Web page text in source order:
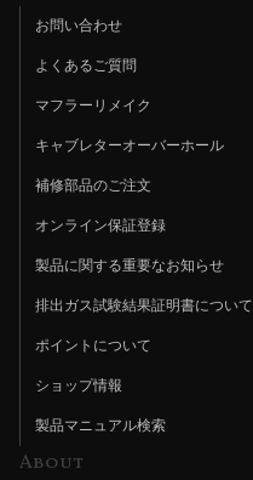
お問い合わせ
よくあるご質問
マフラーリメイク
キャブレターオーバーホール
補修部品のご注文
オンライン保証登録
製品に関する重要なお知らせ
排出ガス試験結果証明書について
ポイントについて
ショップ情報
製品マニュアル検索
About